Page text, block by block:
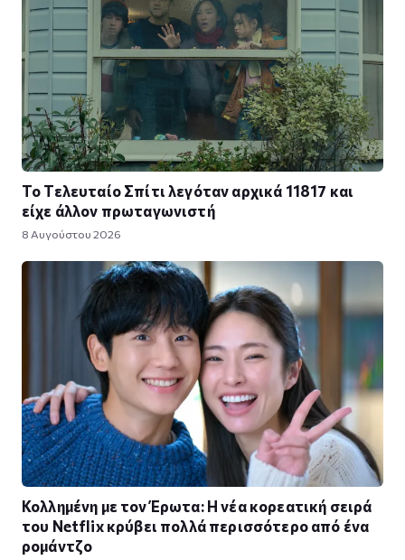
Το Τελευταίο Σπίτι λεγόταν αρχικά 11817 και
είχε άλλον πρωταγωνιστή
8 Αυγούστου 2026
Κολλημένη με τον Έρωτα: Η νέα κορεατική σειρά
του Netflix κρύβει πολλά περισσότερο από ένα
ρομάντζο